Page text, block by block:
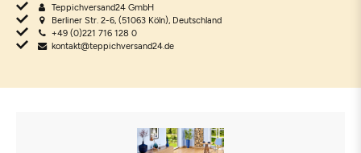
Teppichversand24 GmbH
Berliner Str. 2-6, (51063 Köln), Deutschland
+49 (0)221 716 128 0
kontakt@teppichversand24.de